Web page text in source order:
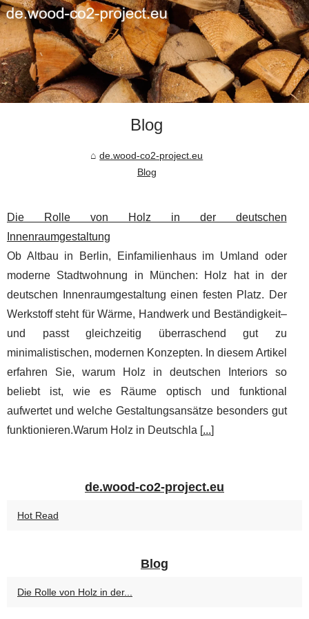
Blog
de.wood-co2-project.eu
Blog
Die Rolle von Holz in der deutschen
Innenraumgestaltung
Ob Altbau in Berlin, Einfamilienhaus im Umland oder
moderne Stadtwohnung in München: Holz hat in der
deutschen Innenraumgestaltung einen festen Platz. Der
Werkstoff steht für Wärme, Handwerk und Beständigkeit–
und passt gleichzeitig überraschend gut zu
minimalistischen, modernen Konzepten. In diesem Artikel
erfahren Sie, warum Holz in deutschen Interiors so
beliebt ist, wie es Räume optisch und funktional
aufwertet und welche Gestaltungsansätze besonders gut
funktionieren.Warum Holz in Deutschla [...]
de.wood-co2-project.eu
Hot Read
Blog
Die Rolle von Holz in der...